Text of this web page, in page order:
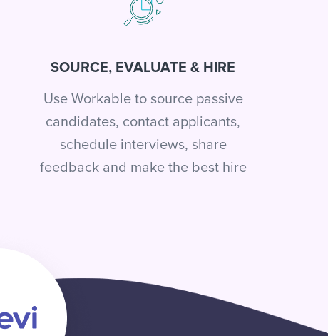
SOURCE, EVALUATE & HIRE
Use Workable to source passive
candidates, contact applicants,
schedule interviews, share
feedback and make the best hire